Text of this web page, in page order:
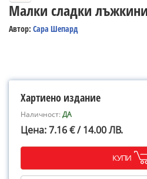
Малки сладки
Автор: Сара Шепард
Хартиено издание
Наличност:ДА
Цена: 7.16 € / 14.00 ЛВ.
КУПИ